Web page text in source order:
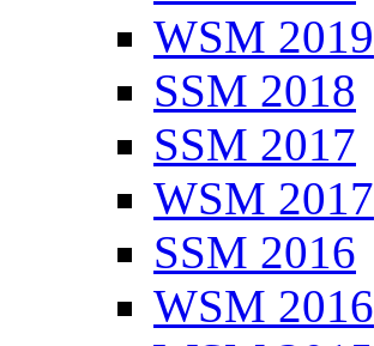
WSM 2019
SSM 2018
SSM 2017
WSM 2017
SSM 2016
WSM 2016